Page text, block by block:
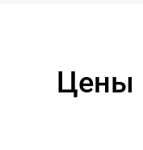
Цены